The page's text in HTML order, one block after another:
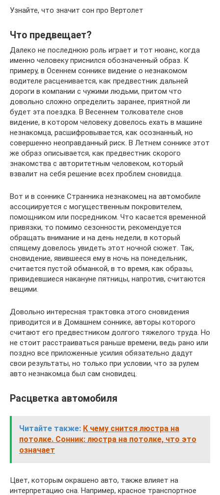
Узнайте, что значит сон про Вертолет
Что предвещает?
Далеко не последнюю роль играет и тот нюанс, когда
именно человеку приснился обозначенный образ. К
примеру, в Осеннем соннике видение о незнакомом
водителе расценивается, как предвестник дальней
дороги в компании с чужими людьми, притом что
довольно сложно определить заранее, приятной ли
будет эта поездка. В Весеннем толкователе снов
видение, в котором человеку довелось ехать в машине
незнакомца, расшифровывается, как осознанный, но
совершенно неоправданный риск. В Летнем соннике этот
же образ описывается, как предвестник скорого
знакомства с авторитетным человеком, который
взвалит на себя решение всех проблем сновидца.
Вот и в соннике Странника незнакомец на автомобиле
ассоциируется с могущественным покровителем,
помощником или посредником. Что касается временной
привязки, то помимо сезонности, рекомендуется
обращать внимание и на день недели, в который
спящему довелось увидеть этот ночной сюжет. Так,
сновидение, явившееся ему в ночь на понедельник,
считается пустой обманкой, в то время, как образы,
привидевшиеся накануне пятницы, напротив, считаются
вещими.
Довольно интересная трактовка этого сновидения
приводится и в Домашнем соннике, авторы которого
считают его предвестником долгого тяжелого труда. Но
не стоит расстраиваться раньше времени, ведь рано или
поздно все приложенные усилия обязательно дадут
свои результаты, но только при условии, что за рулем
авто незнакомца был сам сновидец.
Расцветка автомобиля
Читайте также: К чему снится люстра на
потолке. Сонник: люстра на потолке, что это
означает
Цвет, которым окрашено авто, также влияет на
интерпретацию сна. Например, красное транспортное